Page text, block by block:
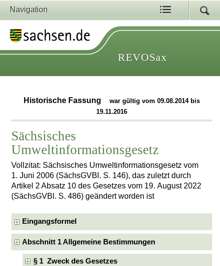
Navigation
REVOSax
Historische Fassung
war gültig vom 09.08.2014 bis
19.11.2016
Sächsisches
Umweltinformationsgesetz
Vollzitat: Sächsisches Umweltinformationsgesetz vom
1. Juni 2006 (SächsGVBl. S. 146), das zuletzt durch
Artikel 2 Absatz 10 des Gesetzes vom 19. August 2022
(SächsGVBl. S. 486) geändert worden ist
Eingangsformel
Abschnitt 1 Allgemeine Bestimmungen
§ 1 Zweck des Gesetzes